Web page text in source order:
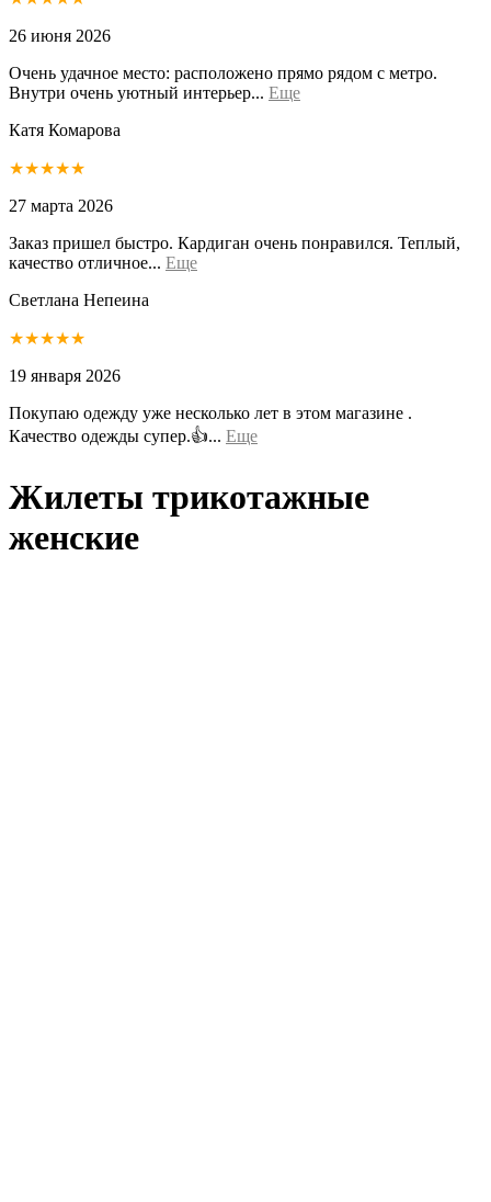
26 июня 2026
Очень удачное место: расположено прямо рядом с метро.
Внутри очень уютный интерьер... Еще
Катя Комарова
★★★★★
27 марта 2026
Заказ пришел быстро. Кардиган очень понравился. Теплый,
качество отличное... Еще
Светлана Непеина
★★★★★
19 января 2026
Покупаю одежду уже несколько лет в этом магазине .
Качество одежды супер.👍... Еще
Жилеты трикотажные
женские